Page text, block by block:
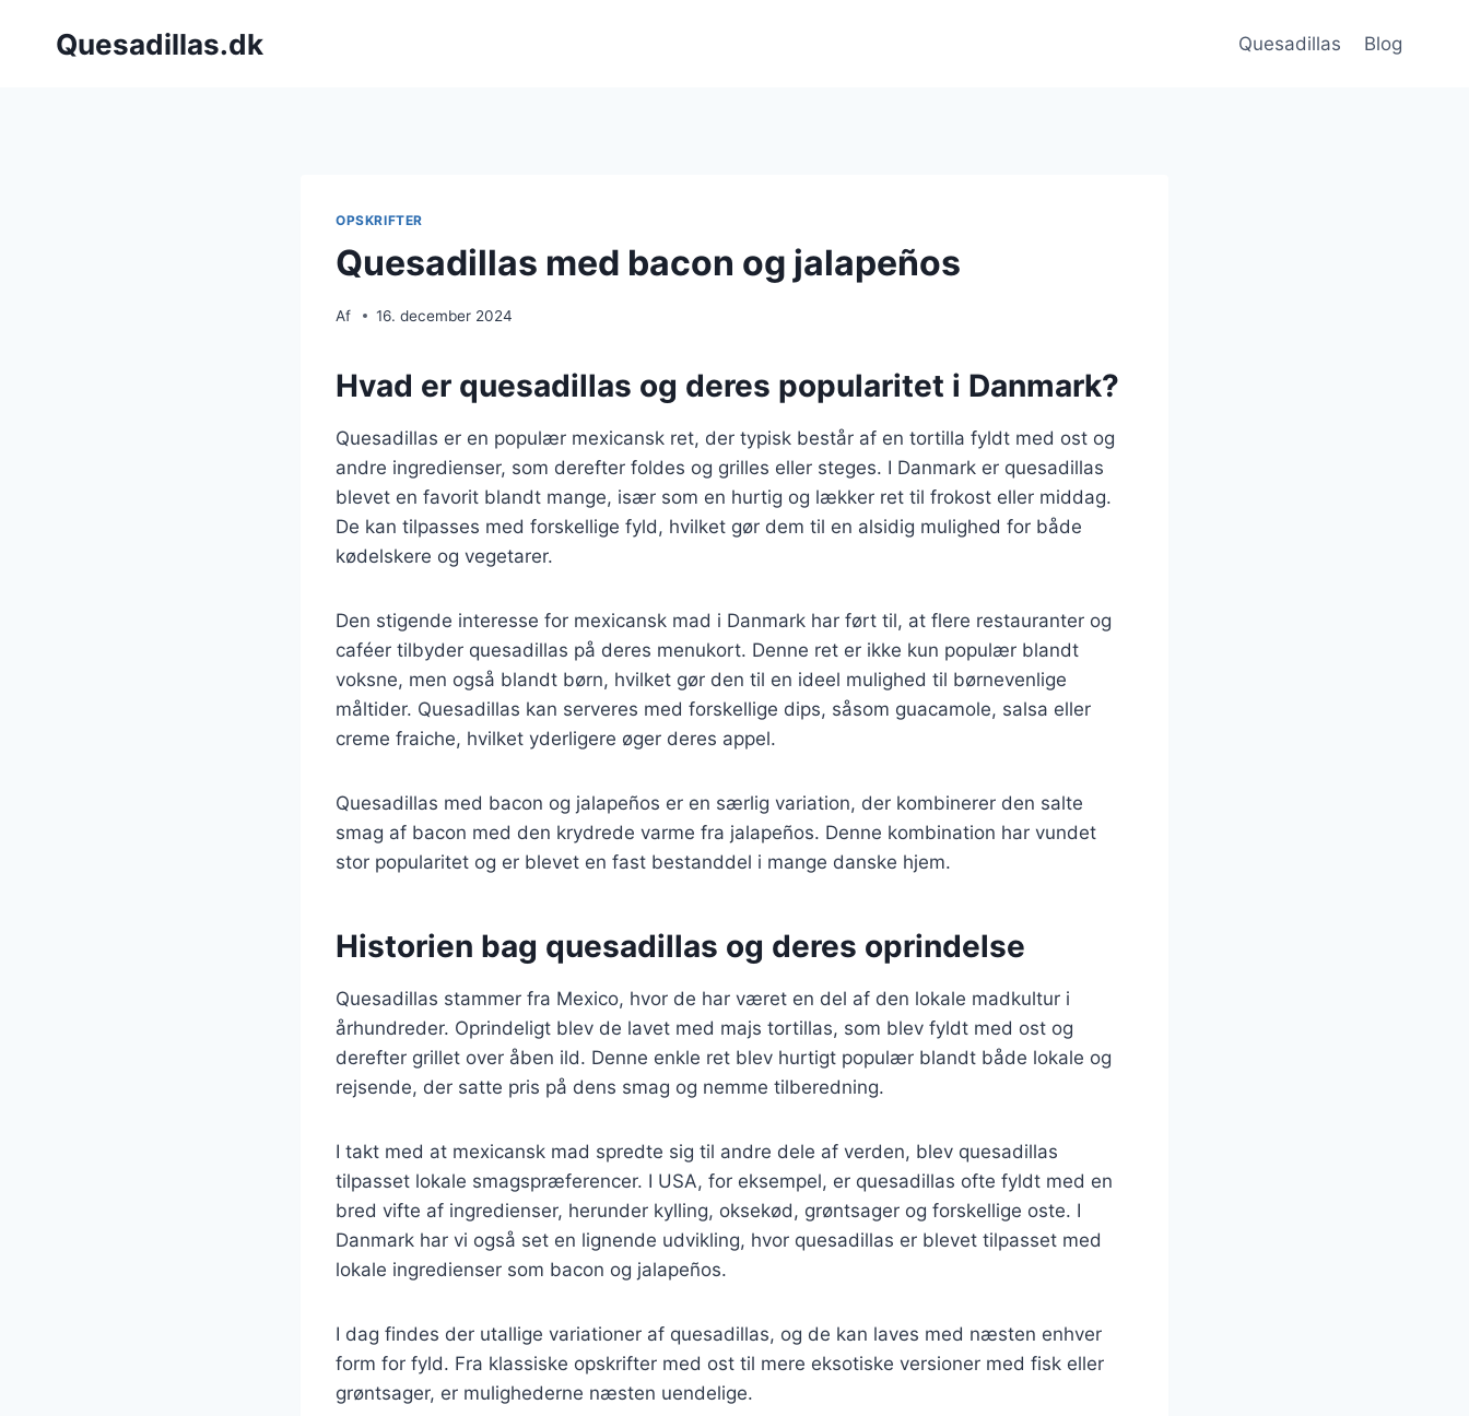
Quesadillas.dk Quesadillas Blog
OPSKRIFTER
Quesadillas med bacon og jalapeños
Af 16. december 2024
Hvad er quesadillas og deres popularitet i Danmark?
Quesadillas er en populær mexicansk ret, der typisk består af en tortilla fyldt med ost og
andre ingredienser, som derefter foldes og grilles eller steges. I Danmark er quesadillas
blevet en favorit blandt mange, især som en hurtig og lækker ret til frokost eller middag.
De kan tilpasses med forskellige fyld, hvilket gør dem til en alsidig mulighed for både
kødelskere og vegetarer.
Den stigende interesse for mexicansk mad i Danmark har ført til, at flere restauranter og
caféer tilbyder quesadillas på deres menukort. Denne ret er ikke kun populær blandt
voksne, men også blandt børn, hvilket gør den til en ideel mulighed til børnevenlige
måltider. Quesadillas kan serveres med forskellige dips, såsom guacamole, salsa eller
creme fraiche, hvilket yderligere øger deres appel.
Quesadillas med bacon og jalapeños er en særlig variation, der kombinerer den salte
smag af bacon med den krydrede varme fra jalapeños. Denne kombination har vundet
stor popularitet og er blevet en fast bestanddel i mange danske hjem.
Historien bag quesadillas og deres oprindelse
Quesadillas stammer fra Mexico, hvor de har været en del af den lokale madkultur i
århundreder. Oprindeligt blev de lavet med majs tortillas, som blev fyldt med ost og
derefter grillet over åben ild. Denne enkle ret blev hurtigt populær blandt både lokale og
rejsende, der satte pris på dens smag og nemme tilberedning.
I takt med at mexicansk mad spredte sig til andre dele af verden, blev quesadillas
tilpasset lokale smagspræferencer. I USA, for eksempel, er quesadillas ofte fyldt med en
bred vifte af ingredienser, herunder kylling, oksekød, grøntsager og forskellige oste. I
Danmark har vi også set en lignende udvikling, hvor quesadillas er blevet tilpasset med
lokale ingredienser som bacon og jalapeños.
I dag findes der utallige variationer af quesadillas, og de kan laves med næsten enhver
form for fyld. Fra klassiske opskrifter med ost til mere eksotiske versioner med fisk eller
grøntsager, er mulighederne næsten uendelige.